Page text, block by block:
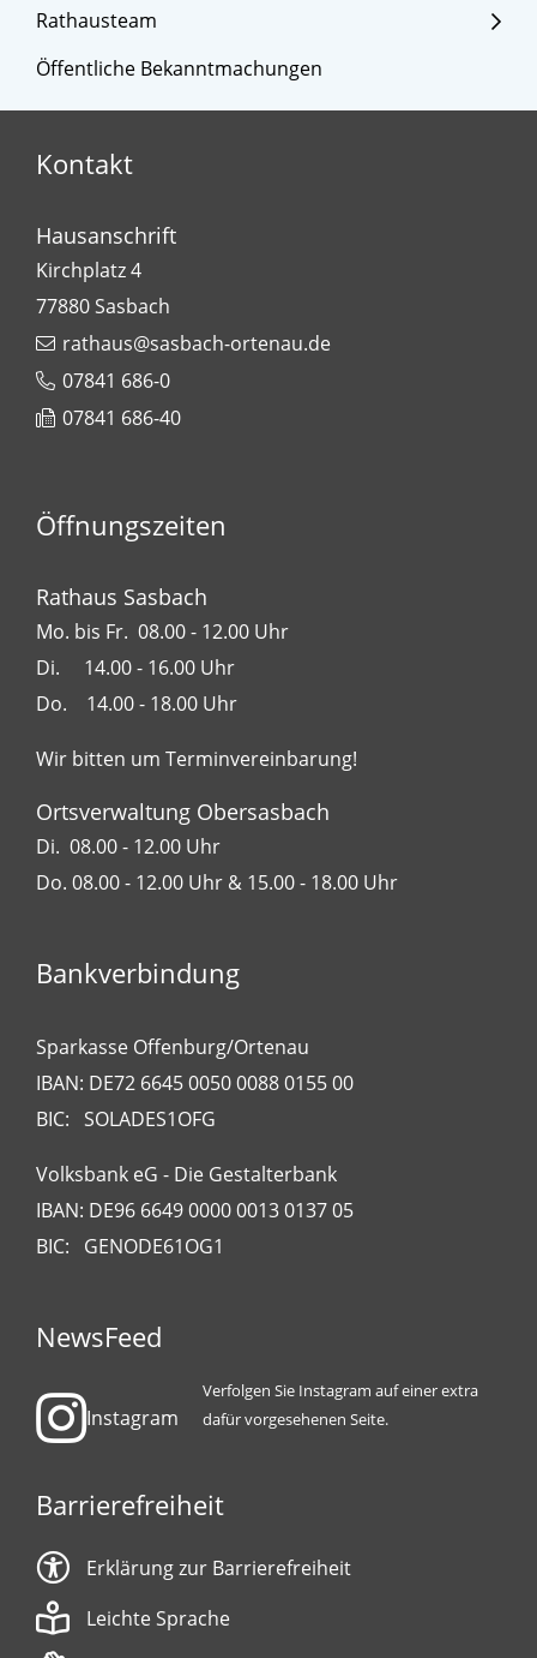
Rathausteam
Öffentliche Bekanntmachungen
Kontakt
Hausanschrift
Kirchplatz 4
77880Sasbach
rathaus@sasbach-ortenau.de
07841 686-0
07841 686-40
Öffnungszeiten
Rathaus Sasbach
Mo. bis Fr. 08.00 - 12.00 Uhr
Di. 14.00 - 16.00 Uhr
Do. 14.00 - 18.00 Uhr
Wir bitten um Terminvereinbarung!
Ortsverwaltung Obersasbach
Di. 08.00 - 12.00 Uhr
Do. 08.00 - 12.00 Uhr & 15.00 - 18.00 Uhr
Bankverbindung
Sparkasse Offenburg/Ortenau
IBAN: DE72 6645 0050 0088 0155 00
BIC: SOLADES1OFG
Volksbank eG - Die Gestalterbank
IBAN: DE96 6649 0000 0013 0137 05
BIC: GENODE61OG1
NewsFeed
Instagram
Verfolgen Sie Instagram auf einer extra
dafür vorgesehenen Seite.
Barrierefreiheit
Erklärung zur Barrierefreiheit
Leichte Sprache